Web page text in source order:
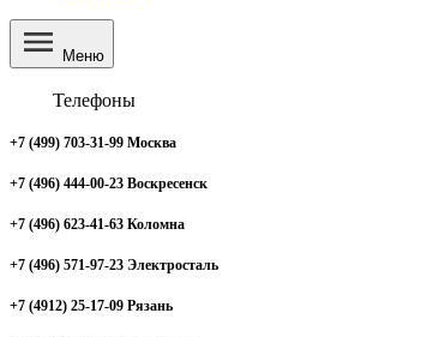
Меню
Телефоны
+7 (499) 703-31-99 Москва
+7 (496) 444-00-23 Воскресенск
+7 (496) 623-41-63 Коломна
+7 (496) 571-97-23 Электросталь
+7 (4912) 25-17-09 Рязань